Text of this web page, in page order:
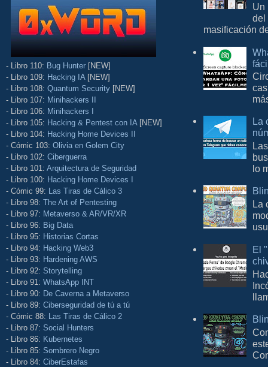
- Libro 110: Bug Hunter [NEW]
- Libro 109: Hacking IA [NEW]
- Libro 108: Quantum Security [NEW]
- Libro 107: Minihackers II
- Libro 106: Minihackers I
- Libro 105: Hacking & Pentest con IA [NEW]
- Libro 104: Hacking Home Devices II
- Cómic 103: Olivia en Golem City
- Libro 102: Ciberguerra
- Libro 101: Arquitectura de Seguridad
- Libro 100: Hacking Home Devices I
- Cómic 99: Las Tiras de Cálico 3
- Libro 98: The Art of Pentesting
- Libro 97: Metaverso & AR/VR/XR
- Libro 96: Big Data
- Libro 95: Historias Cortas
- Libro 94: Hacking Web3
- Libro 93: Hardening AWS
- Libro 92: Storytelling
- Libro 91: WhatsApp INT
- Libro 90: De Caverna a Metaverso
- Libro 89: Ciberseguridad de tú a tú
- Cómic 88: Las Tiras de Cálico 2
- Libro 87: Social Hunters
- Libro 86: Kubernetes
- Libro 85: Sombrero Negro
- Libro 84: CiberEstafas
Un
del
masificación
La
lo
La
El